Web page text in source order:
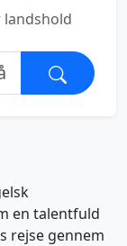
landshold
en talentfuld
rejse gennem